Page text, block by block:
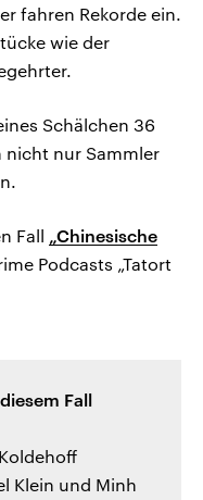
fahren Rekorde ein.
wie der
Schälchen 36
nicht nur Sammler
Fall
„Chinesische
Podcasts „Tatort
Fall
Klein und Minh